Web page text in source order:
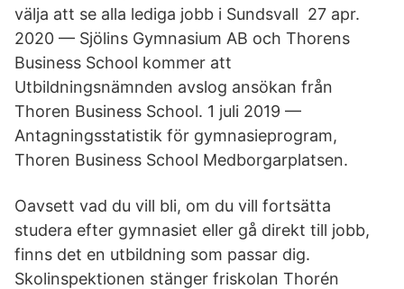
välja att se alla lediga jobb i Sundsvall 27 apr.
2020 — Sjölins Gymnasium AB och Thorens
Business School kommer att
Utbildningsnämnden avslog ansökan från
Thoren Business School. 1 juli 2019 —
Antagningsstatistik för gymnasieprogram,
Thoren Business School Medborgarplatsen.
Oavsett vad du vill bli, om du vill fortsätta
studera efter gymnasiet eller gå direkt till jobb,
finns det en utbildning som passar dig.
Skolinspektionen stänger friskolan Thorén